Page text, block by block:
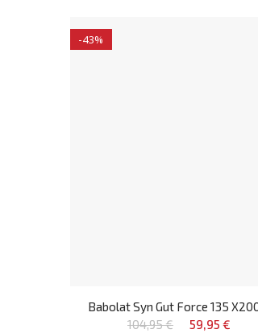
-43%
Babolat Syn Gut Force 135
104,95 €
59,95 €